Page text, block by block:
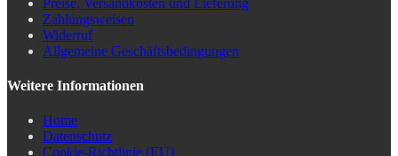
Zahlungsweisen
Widerruf
Allgemeine Geschäftsbedingungen
Weitere Informationen
Home
Datenschutz
Cookie-Richtlinie (EU)